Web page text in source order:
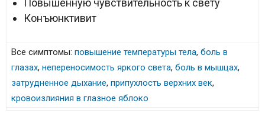
Повышенную чувствительность к свету
Конъюнктивит
Все симптомы: повышение температуры тела, боль в
глазах, непереносимость яркого света, боль в мышцах,
затрудненное дыхание, припухлость верхних век,
кровоизлияния в глазное яблоко